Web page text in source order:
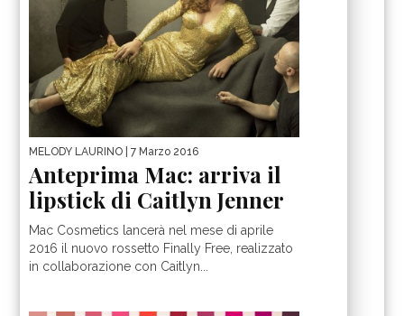
MELODY LAURINO | 7 Marzo 2016
Anteprima Mac: arriva il
lipstick di Caitlyn Jenner
Mac Cosmetics lancerà nel mese di aprile
2016 il nuovo rossetto Finally Free, realizzato
in collaborazione con Caitlyn...